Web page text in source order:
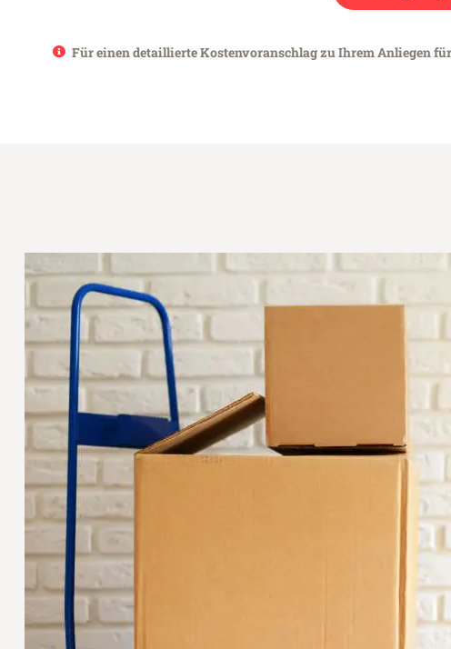
Für einen detaillierte Kostenvoranschlag zu Ihrem Anliegen